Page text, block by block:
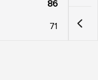
86
71